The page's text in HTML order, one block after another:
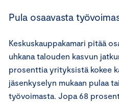
Pula osaavasta
Keskuskauppakamari pitää
uhkana talouden kasvun
prosenttia yrityksistä kokee
jäsenkyselyn mukaan pulaa
työvoimasta. Jopa 68